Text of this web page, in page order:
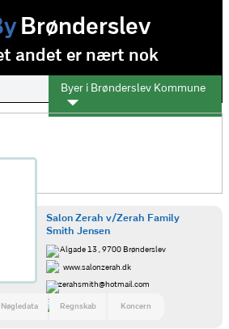
Brønderslev
andet er nært nok
Byer i Brønderslev Kommune
Salon Zerah v/Zerah Family
Smith Jensen
Algade 13 , 9700 Brønderslev
www.salonzerah.dk
zerahsmith@hotmail.com
88133499
Nøgledata Regnskab Koncern